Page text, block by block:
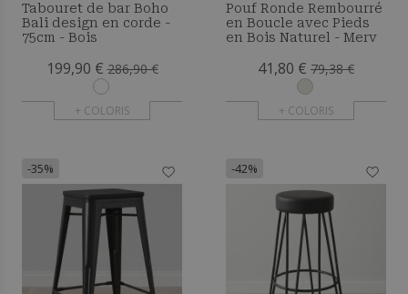
Tabouret de bar Boho
Bali design en corde -
75cm - Bois
199,90 € 286,90 €
+ COLORIS
Pouf Ronde Rembourré
en Boucle avec Pieds
en Bois Naturel - Merv
41,80 € 79,38 €
+ COLORIS
-35% -42%